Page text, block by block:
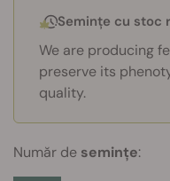
Semințe cu stoc
We are producing
preserve its
quality.
Număr de semințe: